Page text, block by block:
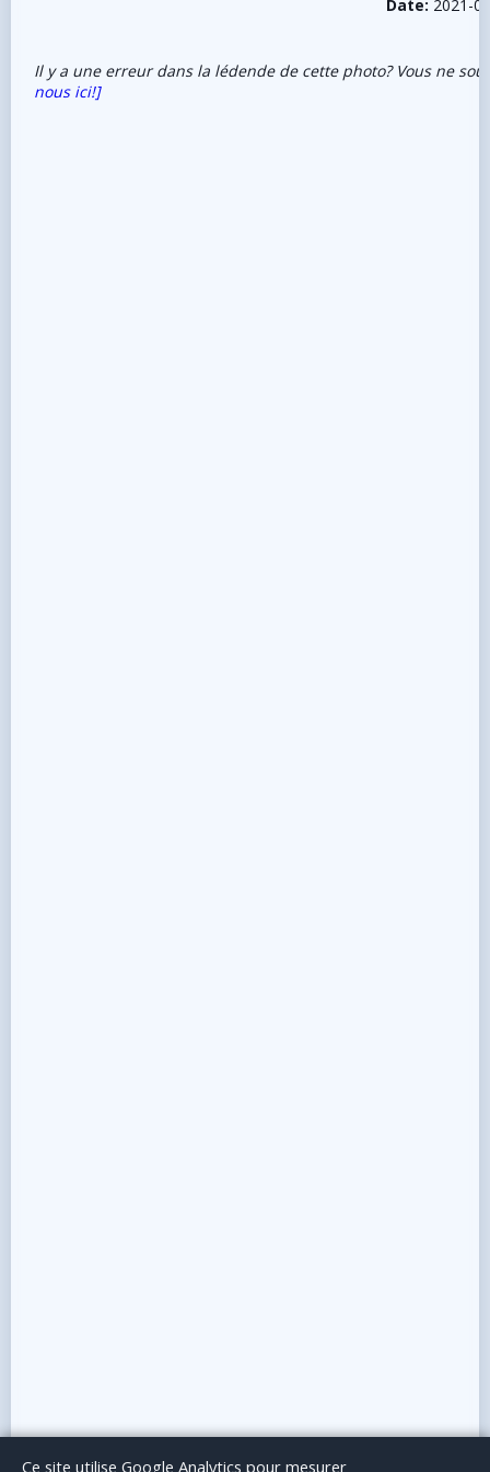
Date: 2021-
Il y a une erreur dans la lédende de cette photo? Vous ne
nous ici!]
Le BlogPublicité Articles invitésMentions Légales
Ce site utilise Google Analytics pour mesurer